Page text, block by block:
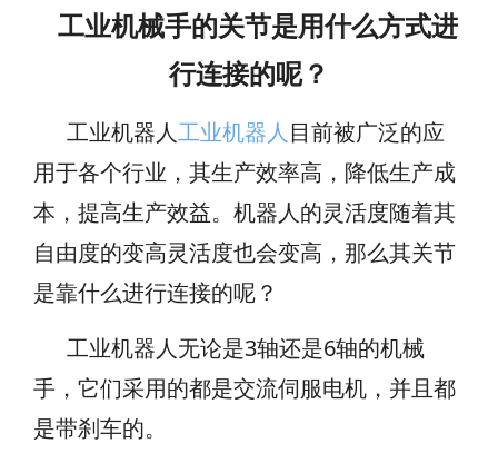
工业机械手的关节是用什么方式进
行连接的呢？
工业机器人工业机器人目前被广泛的应
用于各个行业，其生产效率高，降低生产成
本，提高生产效益。机器人的灵活度随着其
自由度的变高灵活度也会变高，那么其关节
是靠什么进行连接的呢？
工业机器人无论是3轴还是6轴的机械
手，它们采用的都是交流伺服电机，并且都
是带刹车的。